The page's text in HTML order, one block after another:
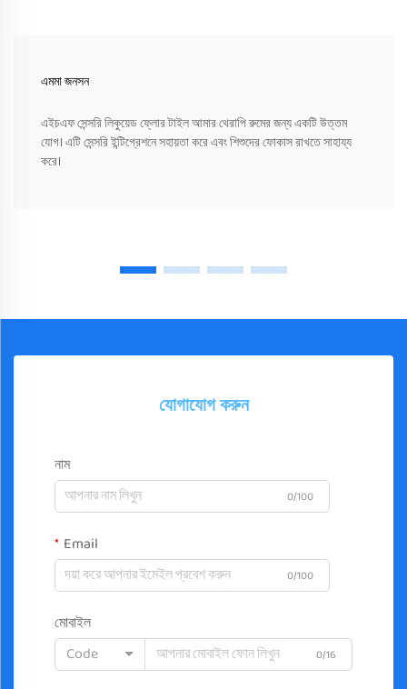
এমমা জনসন
এইচএফ সেন্সরি লিকুয়েড ফ্লোর টাইল আমার থেরাপি রুমের জন্য একটি উত্তম
যোগ। এটি সেন্সরি ইন্টিগ্রেশনে সহায়তা করে এবং শিশুদের ফোকাস রাখতে সাহায্য
করে।
যোগাযোগ করুন
নাম
0/100
Email
0/100
মোবাইল
Code
0/16